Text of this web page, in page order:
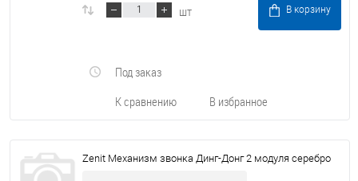
шт В корзину
К сравнению В избранное
Под заказ
Zenit Механизм звонка Динг-Донг 2 модуля серебро